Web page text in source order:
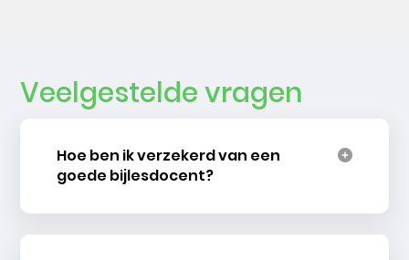
Veelgestelde vragen
Hoe ben ik verzekerd van een
goede bijlesdocent?